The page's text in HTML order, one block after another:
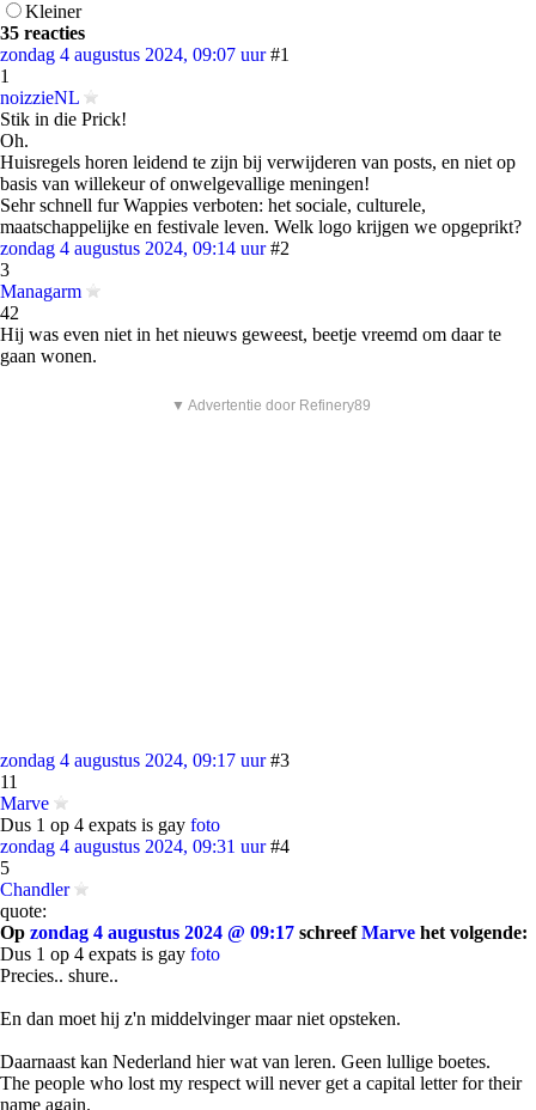
Kleiner
35 reacties
zondag 4 augustus 2024, 09:07 uur #1
1
noizzieNL
Stik in die Prick!
Oh.
Huisregels horen leidend te zijn bij verwijderen van posts, en niet op
basis van willekeur of onwelgevallige meningen!
Sehr schnell fur Wappies verboten: het sociale, culturele,
maatschappelijke en festivale leven. Welk logo krijgen we opgeprikt?
zondag 4 augustus 2024, 09:14 uur #2
3
Managarm
42
Hij was even niet in het nieuws geweest, beetje vreemd om daar te
gaan wonen.
▼ Advertentie door Refinery89
zondag 4 augustus 2024, 09:17 uur #3
11
Marve
Dus 1 op 4 expats is gay foto
zondag 4 augustus 2024, 09:31 uur #4
5
Chandler
quote:
Op zondag 4 augustus 2024 @ 09:17 schreefMarve het volgende:
Dus 1 op 4 expats is gay foto
Precies.. shure..
En dan moet hij z'n middelvinger maar niet opsteken.
Daarnaast kan Nederland hier wat van leren. Geen lullige boetes.
The people who lost my respect will never get a capital letter for their
name again.